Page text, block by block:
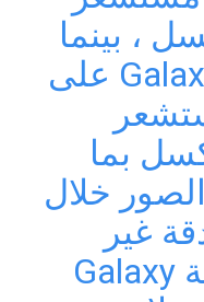
بكسل ، بينما
يحتوي Galaxy S23 Ultra على
بكسل بما
خلال
غير
عادّية. وتأتي سلسلة Galaxy